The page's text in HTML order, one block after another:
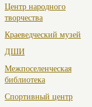
Центр народного
творчества
Краеведческий музей
ДШИ
Межпоселенческая
библиотека
Спортивный центр